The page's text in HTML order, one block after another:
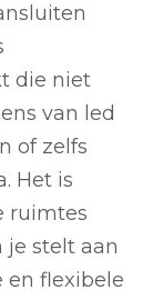
die niet
van led
of zelfs
Het is
ruimtes
stelt aan
en flexibele